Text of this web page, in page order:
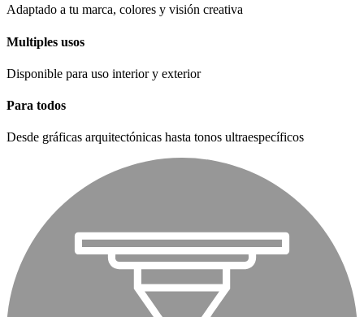
Adaptado a tu marca, colores y visión creativa
Multiples usos
Disponible para uso interior y exterior
Para todos
Desde gráficas arquitectónicas hasta tonos ultraespecíficos